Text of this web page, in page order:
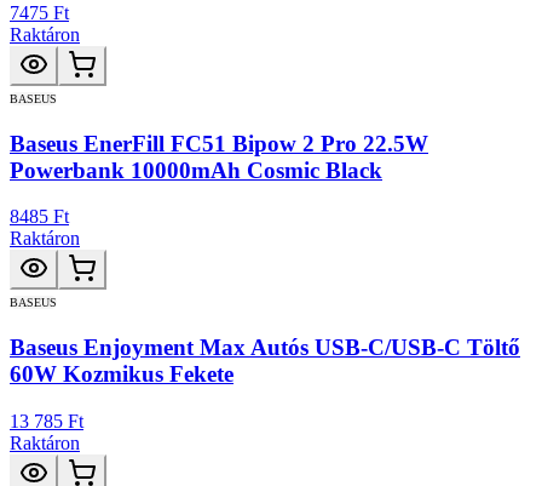
7475 Ft
Raktáron
BASEUS
Baseus EnerFill FC51 Bipow 2 Pro 22.5W
Powerbank 10000mAh Cosmic Black
8485 Ft
Raktáron
BASEUS
Baseus Enjoyment Max Autós USB-C/USB-C Töltő
60W Kozmikus Fekete
13 785 Ft
Raktáron